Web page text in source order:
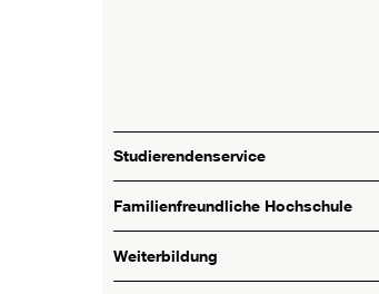
Studierendenservice
Familienfreundliche Hochschule
Weiterbildung